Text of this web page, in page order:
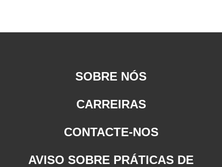
SOBRE NÓS
CARREIRAS
CONTACTE-NOS
AVISO SOBRE PRÁTICAS DE